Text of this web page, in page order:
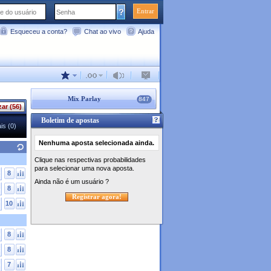
Entrar
Esqueceu a conta? Chat ao vivo Ajuda
(56)
(0)
8
8
10
8
8
7
Mix Parlay 847
Boletim de apostas
Nenhuma aposta selecionada ainda.
Clique nas respectivas probabilidades
para selecionar uma nova aposta.
Ainda não é um usuário ?
Registrar agora!